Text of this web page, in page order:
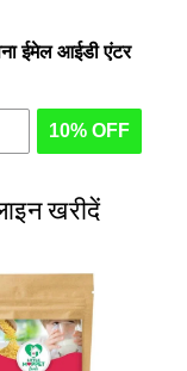
ईमेल आईडी एंटर
10% OFF
खरीदें